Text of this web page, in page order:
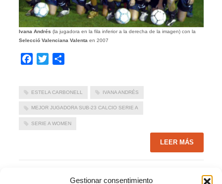
Gestionar consentimiento
Ivana Andrés (la jugadora en la fila inferior a la derecha de la imagen) con la
Selecció Valenciana Valenta en 2007
Facebook
Twitter
ESTELA CARBONELL IVANA ANDRÉS
MEJOR JUGADORA SUB-23 CALCIO SERIE A
SERIE A WOMEN
LEER MÁS